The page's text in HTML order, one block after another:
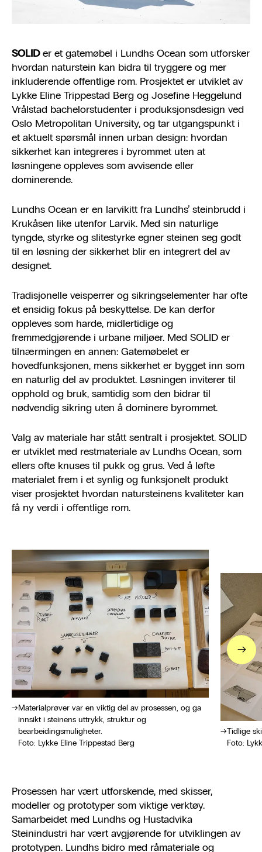
SOLIDer et gatemøbel i Lundhs Ocean som utforsker
hvordan naturstein kan bidra til tryggere og mer
inkluderende offentlige rom. Prosjektet er utviklet av
Lykke Eline Trippestad Berg og Josefine Heggelund
Vrålstad bachelorstudenter i produksjonsdesign ved
Oslo Metropolitan University, og tar utgangspunkt i
et aktuelt spørsmål innen urban design: hvordan
sikkerhet kan integreres i byrommet uten at
løsningene oppleves som avvisende eller
dominerende.
Lundhs Ocean er en larvikitt fra Lundhs’ steinbrudd i
Krukåsen like utenfor Larvik. Med sin naturlige
tyngde, styrke og slitestyrke egner steinen seg godt
til en løsning der sikkerhet blir en integrert del av
designet.
Tradisjonelle veisperrer og sikringselementer har ofte
et ensidig fokus på beskyttelse. De kan derfor
oppleves som harde, midlertidige og
fremmedgjørende i urbane miljøer. Med SOLID er
tilnærmingen en annen: Gatemøbelet er
hovedfunksjonen, mens sikkerhet er bygget inn som
en naturlig del av produktet. Løsningen inviterer til
opphold og bruk, samtidig som den bidrar til
nødvendig sikring uten å dominere byrommet.
Valg av materiale har stått sentralt i prosjektet. SOLID
er utviklet med restmateriale av Lundhs Ocean, som
ellers ofte knuses til pukk og grus. Ved å løfte
materialet frem i et synlig og funksjonelt produkt
viser prosjektet hvordan natursteinens kvaliteter kan
få ny verdi i offentlige rom.
→
Materialprøver var en viktig del av prosessen, og ga
innsikt i steinens uttrykk, struktur og
bearbeidingsmuligheter.
Foto: Lykke Eline Trippestad Berg
Tidlige
Foto:
Prosessen har vært utforskende, med skisser,
modeller og prototyper som viktige verktøy.
Samarbeidet med Lundhs og Hustadvika
Steinindustri har vært avgjørende for utviklingen av
prototypen. Lundhs bidro med råmateriale og